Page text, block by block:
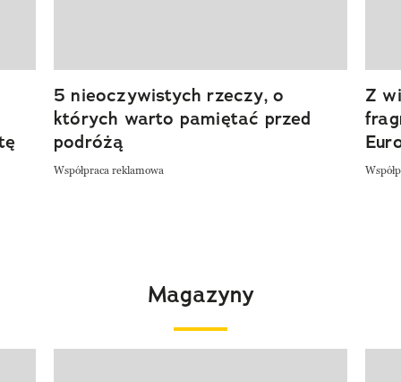
5 nieoczywistych rzeczy, o
których warto pamiętać przed
podróżą
Współpraca reklamowa
Z
Magazyny